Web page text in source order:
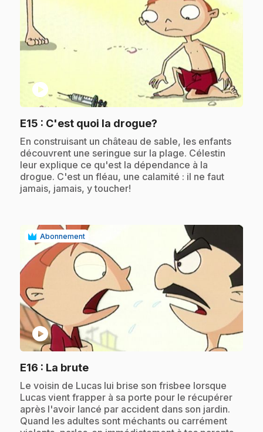
play_circle
E15 : C'est quoi la drogue?
.En construisant un château de sable, les enfants
découvrent une seringue sur la plage. Célestin
leur explique ce qu'est la dépendance à la
drogue. C'est un fléau, une calamité : il ne faut
jamais, jamais, y toucher!
Abonnement
play_circle
E16 : La brute.
.Le voisin de Lucas lui brise son frisbee lorsque
Lucas vient frapper à sa porte pour le récupérer
après l'avoir lancé par accident dans son jardin.
Quand les adultes sont méchants ou carrément